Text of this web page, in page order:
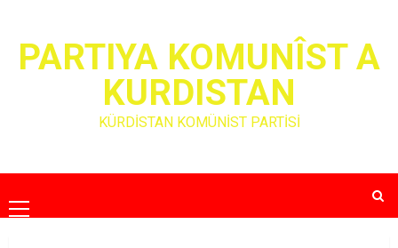
contentPARTIYA KOMUNÎST A
KURDISTAN
KÜRDİSTAN KOMÜNİST PARTİSİ
Primary
Menu